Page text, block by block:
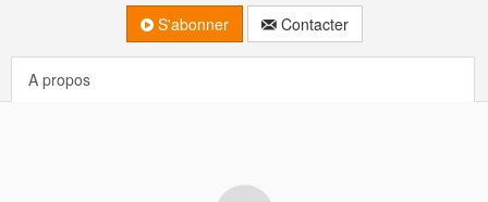
S'abonner Contacter
A propos